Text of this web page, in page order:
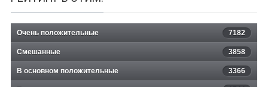
Очень положительные 7182
Смешанные 3858
В основном положительные 3366